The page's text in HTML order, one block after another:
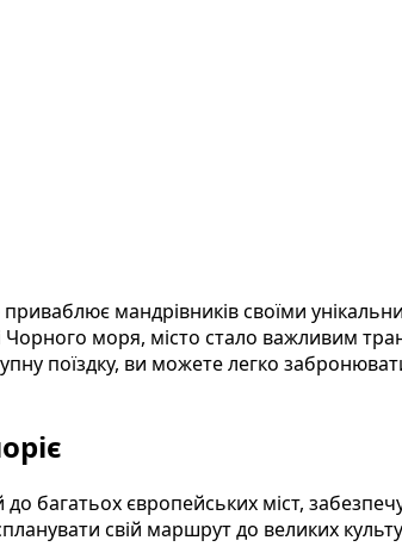
мандрівників своїми
моря, місто стало важливим
поїздку, ви можете легко
багатьох європейських міст,
свій маршрут до великих